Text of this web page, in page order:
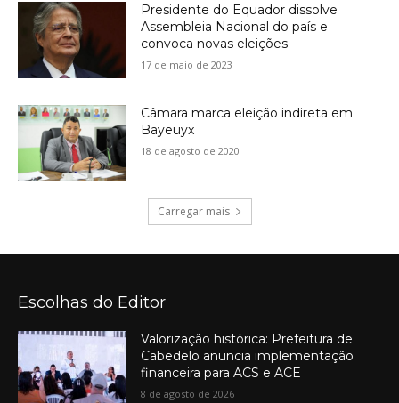
Presidente do Equador dissolve
Assembleia Nacional do país e
convoca novas eleições
17 de maio de 2023
Câmara marca eleição indireta em
Bayeuyx
18 de agosto de 2020
Carregar mais
Escolhas do Editor
Valorização histórica: Prefeitura de
Cabedelo anuncia implementação
financeira para ACS e ACE
8 de agosto de 2026